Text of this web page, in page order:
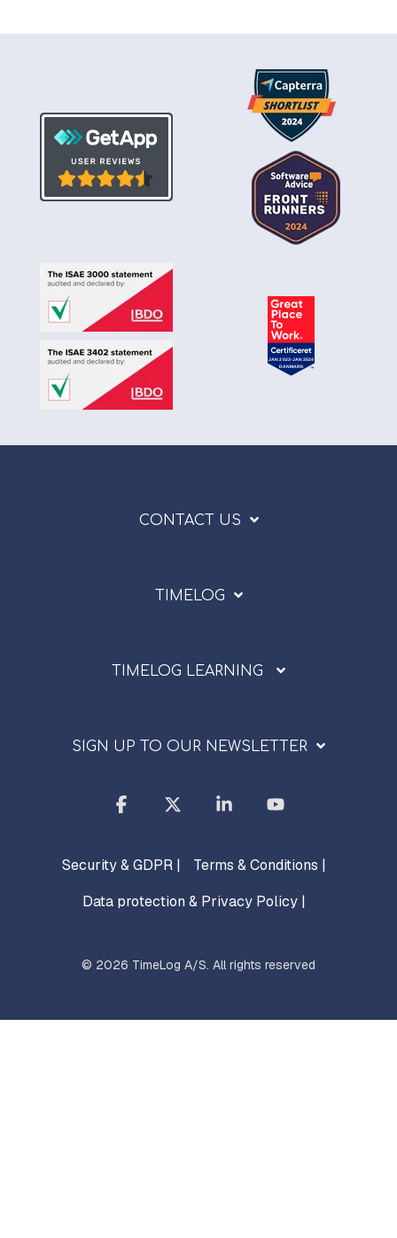
CONTACT US
TIMELOG
TIMELOG LEARNING
SIGN UP TO OUR NEWSLETTER
Security & GDPR |
Terms & Conditions |
Data protection & Privacy Policy |
© 2026 TimeLog A/S. All rights reserved
Facebook Linkedin